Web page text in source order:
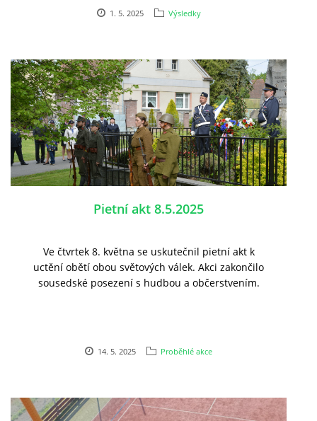
1. 5. 2025 Výsledky
Pietní akt 8.5.2025
Ve čtvrtek 8. května se uskutečnil pietní akt k
uctění obětí obou světových válek. Akci zakončilo
sousedské posezení s hudbou a občerstvením.
14. 5. 2025 Proběhlé akce